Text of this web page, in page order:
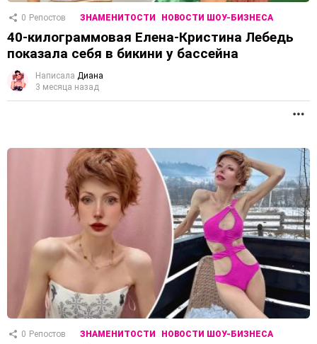
0 Репостов ЗНАМЕНИТОСТИ НОВОСТИ ШОУ-БИЗНЕСА
40-килограммовая Елена-Кристина Лебедь
показала себя в бикини у бассейна
Написала Диана
3 месяца назад
0 Репостов ЗНАМЕНИТОСТИ НОВОСТИ ШОУ-БИЗНЕСА